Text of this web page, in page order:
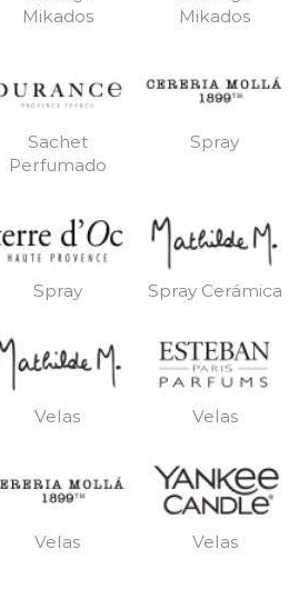
Mikados
Mikados
Sachet
Perfumado
Spray
Spray Spray Cerámica
Velas Velas
Velas Velas